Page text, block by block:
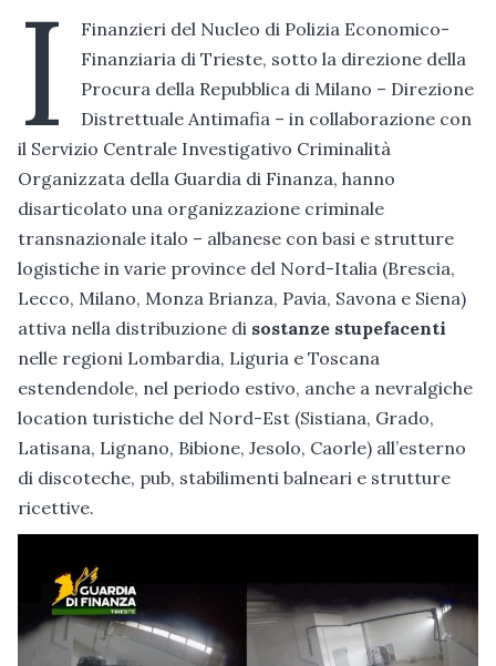
I
Finanzieri del Nucleo di Polizia Economico-
Finanziaria di Trieste, sotto la direzione della
Procura della Repubblica di Milano – Direzione
Distrettuale Antimafia – in collaborazione con
il Servizio Centrale Investigativo Criminalità
Organizzata della Guardia di Finanza, hanno
disarticolato una organizzazione criminale
transnazionale italo – albanese con basi e strutture
logistiche in varie province del Nord-Italia (Brescia,
Lecco, Milano, Monza Brianza, Pavia, Savona e Siena)
attiva nella distribuzione di sostanze stupefacenti
nelle regioni Lombardia, Liguria e Toscana
estendendole, nel periodo estivo, anche a nevralgiche
location turistiche del Nord-Est (Sistiana, Grado,
Latisana, Lignano, Bibione, Jesolo, Caorle) all’esterno
di discoteche, pub, stabilimenti balneari e strutture
ricettive.